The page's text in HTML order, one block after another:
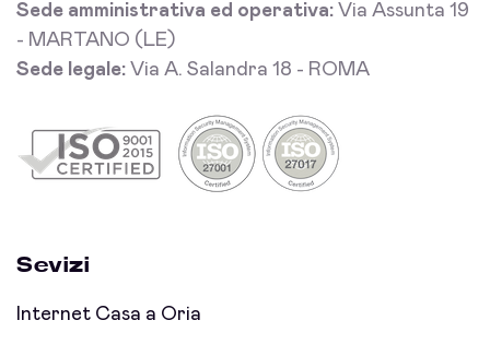
Sede amministrativa ed operativa: Via Assunta 19
- MARTANO (LE)
Sede legale: Via A. Salandra 18 - ROMA
Sevizi
Internet Casa a Oria